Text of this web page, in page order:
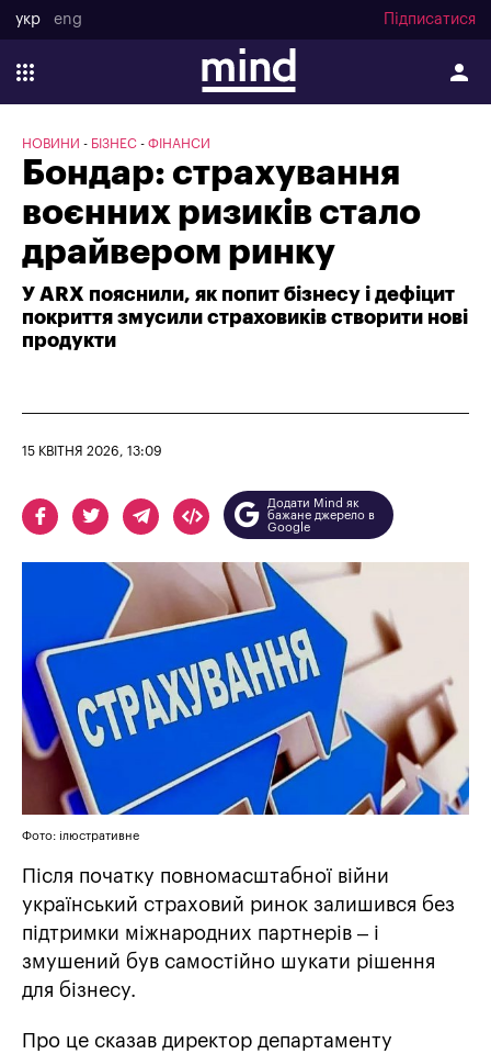
укр eng Підписатися
НОВИНИ БІЗНЕС ФІНАНСИ
Бондар: страхування
воєнних ризиків стало
драйвером ринку
У ARX пояснили, як попит бізнесу і дефіцит
покриття змусили страховиків створити нові
продукти
15 КВІТНЯ 2026, 13:09
Додати Mind як
бажане джерело в
Google
Фото: ілюстративне
Після початку повномасштабної війни
український страховий ринок залишився без
підтримки міжнародних партнерів – і
змушений був самостійно шукати рішення
для бізнесу.
Про це сказав директор департаменту